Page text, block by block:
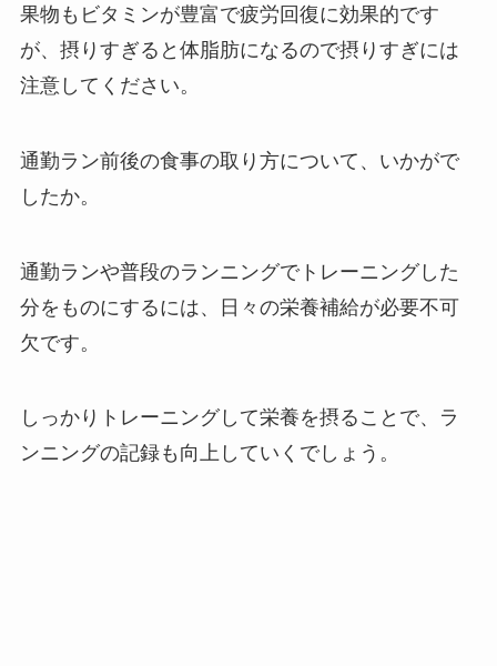
果物もビタミンが豊富で疲労回復に効果的です
が、摂りすぎると体脂肪になるので摂りすぎには
注意してください。
通勤ラン前後の食事の取り方について、いかがで
したか。
通勤ランや普段のランニングでトレーニングした
分をものにするには、日々の栄養補給が必要不可
欠です。
しっかりトレーニングして栄養を摂ることで、ラ
ンニングの記録も向上していくでしょう。